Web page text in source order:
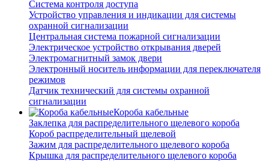
Система контроля доступа
Устройство управления и индикации для системы
охранной сигнализации
Центральная система пожарной сигнализации
Электрическое устройство открывания дверей
Электромагнитный замок двери
Электронный носитель информации для переключателя
режимов
Датчик технический для системы охранной
сигнализации
Короба кабельные
Заклепка для распределительного щелевого короба
Короб распределительный щелевой
Зажим для распределительного щелевого короба
Крышка для распределительного щелевого короба